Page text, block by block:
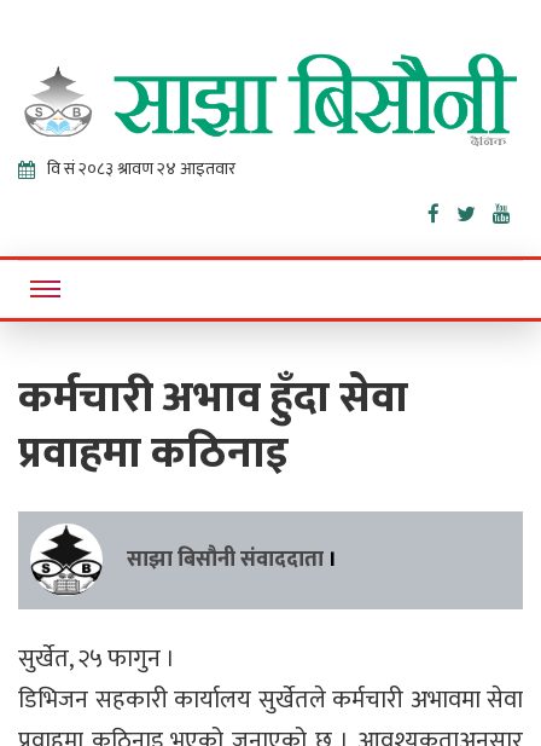
Sajha
Bisaunee
Online News Portal
कर्मचारी अभाव हुँदा सेवा
प्रवाहमा कठिनाइ
साझा बिसौनी संवाददाता ।
सुर्खेत, २५ फागुन ।
डिभिजन सहकारी कार्यालय सुर्खेतले कर्मचारी अभावमा सेवा